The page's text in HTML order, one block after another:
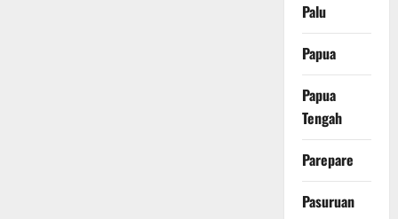
Palu
Papua
Papua
Tengah
Parepare
Pasuruan